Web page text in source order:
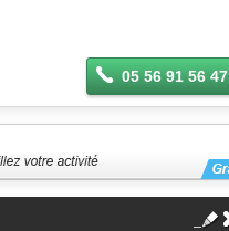
05 56 91 56 47